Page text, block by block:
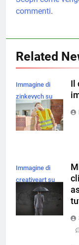
commenti.
Related
Immagine di
zinkevych su
Magnific
Il
Immagine di
creativeart su
Magnific